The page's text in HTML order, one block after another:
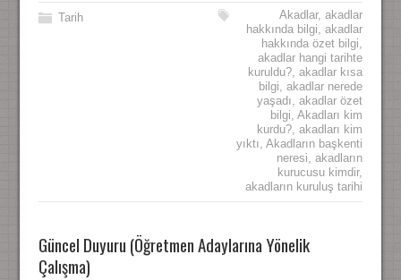
Tarih Akadlar,akadlar
hakkında bilgi,akadlar
hakkında özet bilgi,
akadlar hangi tarihte
kuruldu?,akadlar kısa
bilgi,akadlar nerede
yaşadı,akadlar özet
bilgi,Akadları kim
kurdu?,akadları kim
yıktı,Akadların başkenti
neresi,akadların
kurucusu kimdir,
akadların kuruluş tarihi
Güncel Duyuru (Öğretmen Adaylarına Yönelik
Çalışma)